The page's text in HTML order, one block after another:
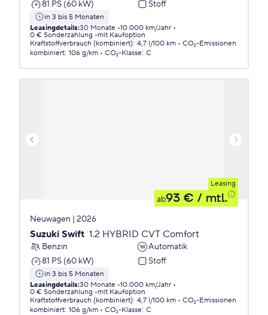
81 PS (60 kW) Stoff
in 3 bis 5 Monaten
Leasingdetails:30 Monate 10.000 km/Jahr
0 € Sonderzahlung
mit Kaufoption
Kraftstoffverbrauch (kombiniert): 4,7 l/100 km
CO₂-Emissionen
kombiniert: 106 g/km CO₂-Klasse: C
Leasing
ab93 € / mtl.
Neuwagen | 2026
Suzuki Swift 1.2 HYBRID CVT Comfort
Benzin
Automatik
81 PS (60 kW)
Stoff
in 3 bis 5 Monaten
Leasingdetails:30 Monate 10.000 km/Jahr
0 € Sonderzahlung
mit Kaufoption
Kraftstoffverbrauch (kombiniert): 4,7 l/100 km
CO₂-Emissionen
kombiniert: 106 g/km CO₂-Klasse: C